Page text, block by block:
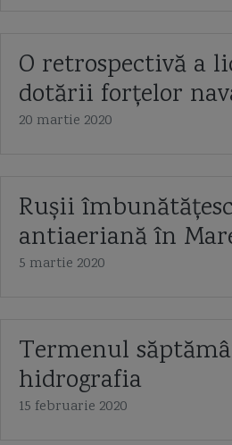
O retrospectivă a
dotării forțelor
20 martie 2020
Rușii
antiaeriană în
5 martie 2020
Termenul
hidrografia
15 februarie 2020